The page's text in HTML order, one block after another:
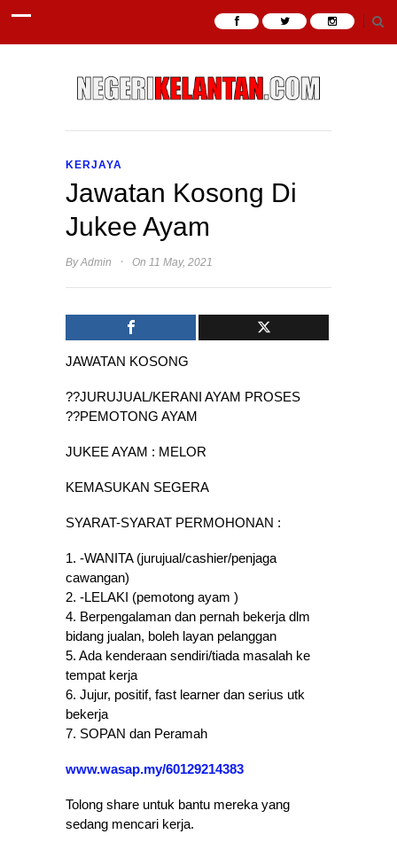
KERJAYA
Jawatan Kosong Di
Jukee Ayam
ByAdmin · On 11 May, 2021
JAWATAN KOSONG
??JURUJUAL/KERANI AYAM PROSES
??PEMOTONG AYAM
JUKEE AYAM : MELOR
KEMASUKAN SEGERA
SYARAT-SYARAT PERMOHONAN :
1. -WANITA (jurujual/cashier/penjaga
cawangan)
2. -LELAKI (pemotong ayam )
4. Berpengalaman dan pernah bekerja dlm
bidang jualan, boleh layan pelanggan
5. Ada kenderaan sendiri/tiada masalah ke
tempat kerja
6. Jujur, positif, fast learner dan serius utk
bekerja
7. SOPAN dan Peramah
www.wasap.my/60129214383
Tolong share untuk bantu mereka yang
sedang mencari kerja.